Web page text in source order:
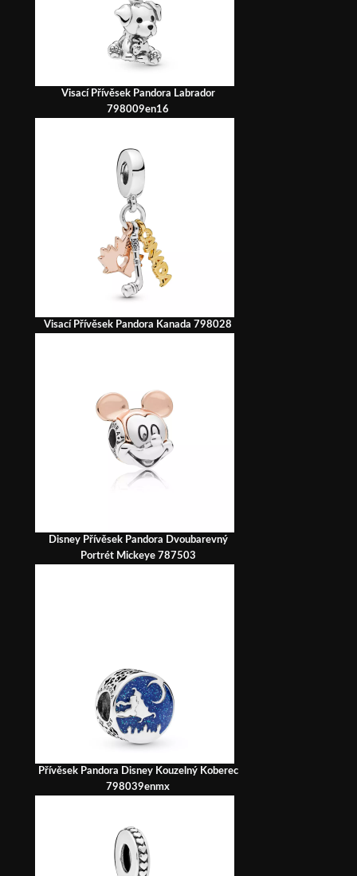
Visací Přívěsek Pandora Labrador
798009en16
Visací Přívěsek Pandora Kanada 798028
Disney Přívěsek Pandora Dvoubarevný
Portrét Mickeye 787503
Přívěsek Pandora Disney Kouzelný Koberec
798039enmx